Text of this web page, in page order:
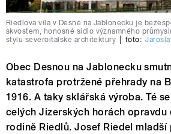
Riedlova vila v Desné na Jablonecku je
skvostem, honosné sídlo významného
stylu severoitalské architektury
foto:
Obec Desnou na Jablonecku
katastrofa protržené přehrady na
1916. A taky sklářská výroba. Té
celých Jizerských horách opravdu
rodině Riedlů. Josef Riedel mladší